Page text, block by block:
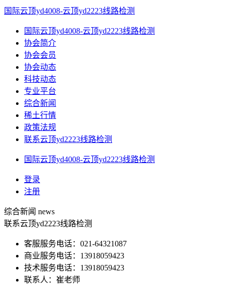
国际云顶yd4008-云顶yd2223线路检测
国际云顶yd4008-云顶yd2223线路检测
协会简介
协会会员
协会动态
科技动态
专业平台
综合新闻
稀土行情
政策法规
联系云顶yd2223线路检测
国际云顶yd4008-云顶yd2223线路检测
登录
注册
综合新闻 news
联系云顶yd2223线路检测
客服服务电话：021-64321087
商业服务电话：13918059423
技术服务电话：13918059423
联系人：崔老师